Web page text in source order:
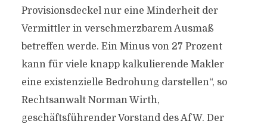
Provisionsdeckel nur eine Minderheit der
Vermittler in verschmerzbarem Ausmaß
betreffen werde. Ein Minus von 27 Prozent
kann für viele knapp kalkulierende Makler
eine existenzielle Bedrohung darstellen“, so
Rechtsanwalt Norman Wirth,
geschäftsführender Vorstand des AfW. Der